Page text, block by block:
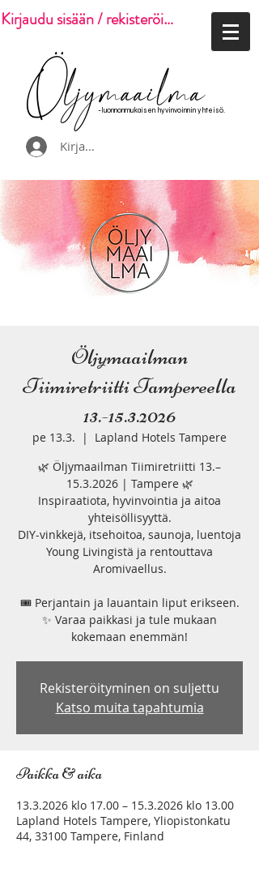
Kirjaudu sisään / rekisteröidy
-luonnonmukaisen hyvinvoinnin yhteisö.
Kirjaudu
Öljymaailman
Tiimiretriitti Tampereella
13.-15.3.2026
pe 13.3.
  |
Lapland Hotels Tampere
🌿 Öljymaailman Tiimiretriitti 13.–
15.3.2026 | Tampere 🌿
Inspiraatiota, hyvinvointia ja aitoa
yhteisöllisyyttä.
DIY-vinkkejä, itsehoitoa, saunoja, luentoja
Young Livingistä ja rentouttava
Aromivaellus.
🎟️ Perjantain ja lauantain liput erikseen.
✨ Varaa paikkasi ja tule mukaan
kokemaan enemmän!
Rekisteröityminen on suljettu
Katso muita tapahtumia
Paikka & aika
13.3.2026 klo 17.00 – 15.3.2026 klo 13.00
Lapland Hotels Tampere, Yliopistonkatu
44, 33100 Tampere, Finland